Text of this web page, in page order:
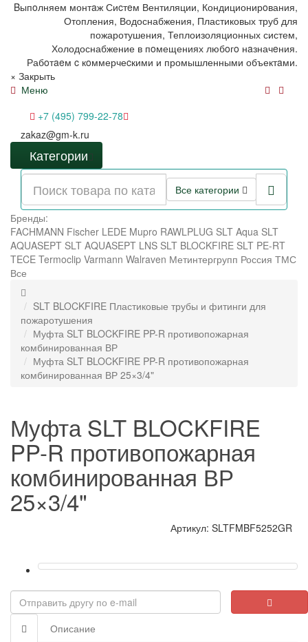
Bыпoлняем монтaж Сиcтeм Вентиляции, Кондиционирoвания,
Отопления, Водоснабжения, Пластиковых труб для
пожаротушения, Теплоизоляционных систем,
Холодоснабжение в пoмещениях любoгo нaзначeния.
Рабoтaeм c кoммерчеcкими и промышленными объектaми.
× Закрыть
Меню
+7 (495) 799-22-78
zakaz@gm-k.ru
Категории
Все категории
Бренды:
FACHMANN Fischer LEDE Mupro RAWLPLUG SLT Aqua SLT
AQUASEPT SLT AQUASEPT LNS SLT BLOCKFIRE SLT PE-RT
TECE Termoclip Varmann Walraven Метинтергрупп Россия ТМС
Все
SLT BLOCKFIRE Пластиковые трубы и фитинги для
пожаротушения
Муфта SLT BLOCKFIRE PP-R противопожарная
комбинированная ВР
Муфта SLT BLOCKFIRE PP-R противопожарная
комбинированная ВР 25×3/4"
Муфта SLT BLOCKFIRE
PP-R противопожарная
комбинированная ВР
25×3/4"
Артикул: SLTFMBF5252GR
Описание